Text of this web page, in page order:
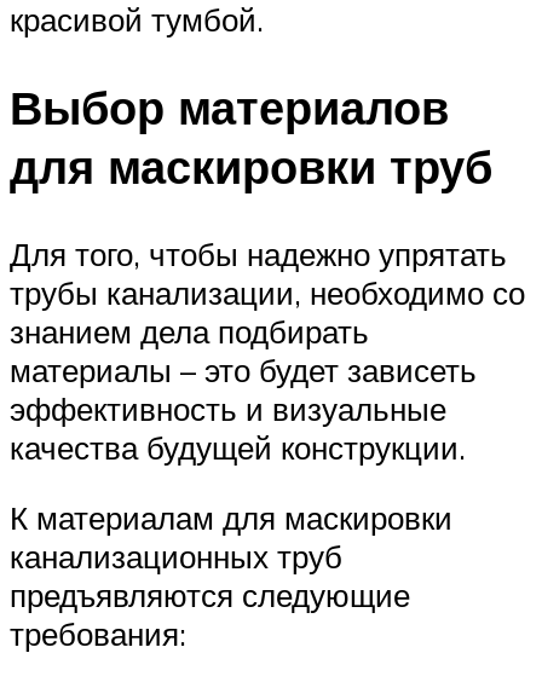
красивой тумбой.
Выбор материалов
для маскировки труб
Для того, чтобы надежно упрятать
трубы канализации, необходимо со
знанием дела подбирать
материалы – это будет зависеть
эффективность и визуальные
качества будущей конструкции.
К материалам для маскировки
канализационных труб
предъявляются следующие
требования: